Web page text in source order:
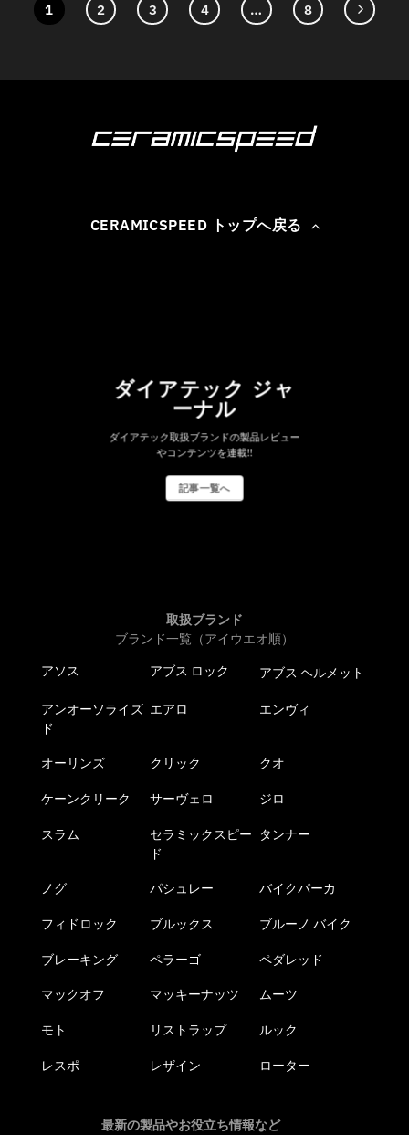
1 2 3 4 … 8
CERAMICSPEED トップへ戻る
ダイアテック ジャ
ーナル
ダイアテック取扱ブランドの製品レビュー
やコンテンツを連載!!
記事一覧へ
取扱ブランド
ブランド一覧（アイウエオ順）
アソス アブス ロック アブス ヘルメット
アンオーソライズ
ド
エアロ エンヴィ
オーリンズ クリック クオ
ケーンクリーク サーヴェロ ジロ
スラム
セラミックスピー
ド
タンナー
ノグ パシュレー バイクパーカ
フィドロック ブルックス ブルーノ バイク
ブレーキング ペラーゴ ペダレッド
マックオフ マッキーナッツ ムーツ
モト リストラップ ルック
レスポ レザイン ローター
最新の製品やお役立ち情報など